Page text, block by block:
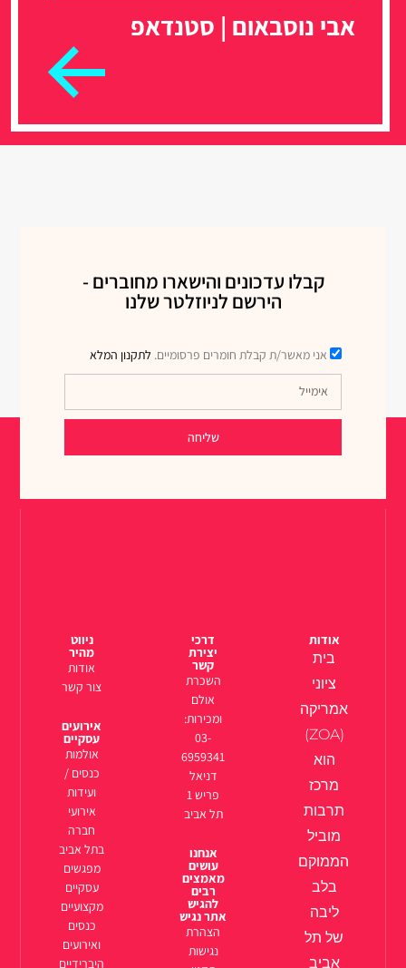
אבי נוסבאום | סטנדאפ
קבלו עדכונים והישארו מחוברים -
הירשם לניוזלטר שלנו
אני מאשר/ת קבלת חומרים פרסומיים. לתקנון המלא
שליחה
אודות
בית
ציוני
אמריקה
(ZOA)
הוא
מרכז
תרבות
מוביל
הממוקם
בלב
ליבה
של תל
אביב
דרכי
יצירת
קשר
השכרת
אולם
ומכירות:
03-
6959341
דניאל
פריש 1
תל אביב
אנחנו
עושים
מאמצים
רבים
להגיש
אתר נגיש
הצהרת
נגישות
ניווט
מהיר
אודות
צור קשר
אירועים
עסקיים
אולמות
כנסים /
ועידות
אירועי
חברה
בתל אביב
מפגשים
עסקיים
מקצועיים
כנסים
ואירועים
היברידיים